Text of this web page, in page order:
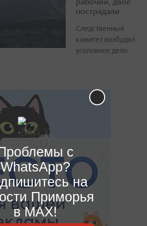
пострадали
Следственный
комитет возбудил
уголовное дело
с
WhatsApp?
на
Приморья
в MAX!